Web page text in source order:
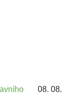
08. 08.